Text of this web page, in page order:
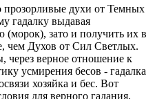
прозорливые духи от Темных
гадалку выдавая
зато и получить их в
чем Духов от Сил Светлых.
через верное отношение к
усмирения бесов - гадалка
хозяйка и бес. Вот
для верного гадания,